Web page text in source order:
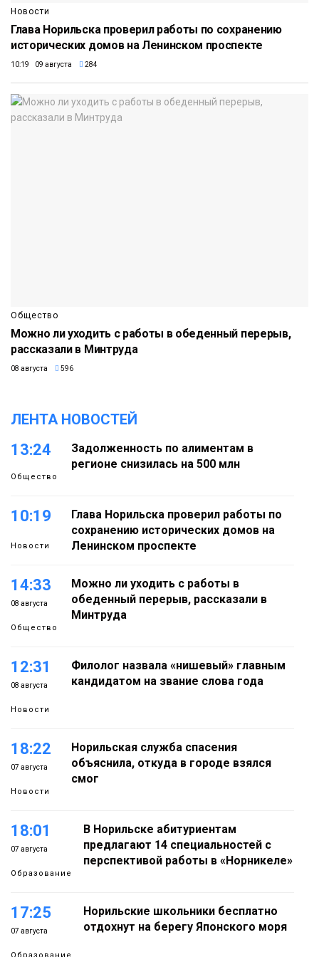
Новости
Глава Норильска проверил работы по сохранению
исторических домов на Ленинском проспекте
10:19 09 августа 284
Общество
Можно ли уходить с работы в обеденный перерыв,
рассказали в Минтруда
08 августа 596
ЛЕНТА НОВОСТЕЙ
13:24
Общество
Задолженность по алиментам в
регионе снизилась на 500 млн
10:19
Новости
Глава Норильска проверил работы по
сохранению исторических домов на
Ленинском проспекте
14:33
08 августа
Общество
Можно ли уходить с работы в
обеденный перерыв, рассказали в
Минтруда
12:31
08 августа
Новости
Филолог назвала «нишевый» главным
кандидатом на звание слова года
18:22
07 августа
Новости
Норильская служба спасения
объяснила, откуда в городе взялся
смог
18:01
07 августа
Образование
В Норильске абитуриентам
предлагают 14 специальностей с
перспективой работы в «Норникеле»
17:25
07 августа
Норильские школьники бесплатно
отдохнут на берегу Японского моря